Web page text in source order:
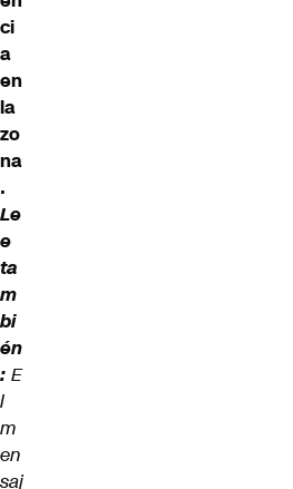
ci
a
en
la
zo
na
.
Le
e
ta
m
bi
én
: E
l
m
en
saj